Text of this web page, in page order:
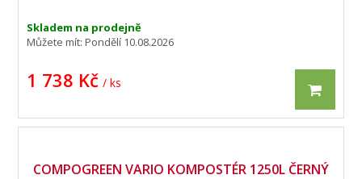
Skladem na prodejně
Můžete mít:Pondělí 10.08.2026
1 738 Kč / ks
COMPOGREEN VARIO KOMPOSTÉR 1250L ČERNÝ